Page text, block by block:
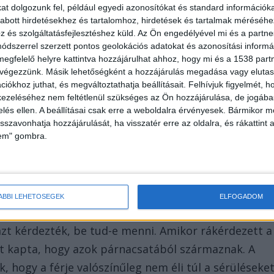
dolgozunk fel, például egyedi azonosítókat és standard
hirdetésekhez és tartalomhoz, hirdetések és tartalmak
és szolgáltatásfejlesztéshez küld. Az Ön engedélyével mi és a
szerzett pontos geolokációs adatokat és azonosítási
helyre kattintva hozzájárulhat ahhoz, hogy mi és a 1538
Másik lehetőségként a hozzájárulás megadása vagy
juthat, és megváltoztathatja beállításait. Felhívjuk figyelmét,
nem feltétlenül szükséges az Ön hozzájárulása, de
ellen. A beállításai csak erre a weboldalra érvényesek. Bármikor
hozzájárulását, ha visszatér erre az oldalra, és rákattint
gombra.
LEHETŐSÉGEK ELFOGADOM
külföldről hozott használt cikkeket,
– „a légynek sem ártott”. „Nagyon szolid
is bűnöző családból származik” – tette hozzá.
a Veszprémi Büntetés-végrehajtási
érte, ami miatt a veszprémi kórházba
meg, pontosan mi történt, illetve milyen
kérdezték, be tud-e menni. Amikor rákérdezett a
hogy azok párnacsatából származnak. A
hogy a férje valószínűleg nem éli túl a